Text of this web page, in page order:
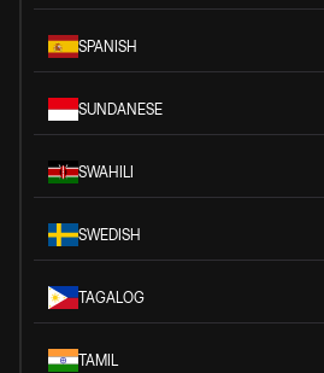
SPANISH
SUNDANESE
SWAHILI
SWEDISH
TAGALOG
TAMIL